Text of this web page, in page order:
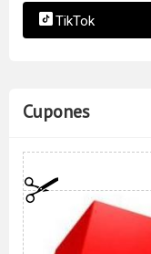
TikTok
Cupones